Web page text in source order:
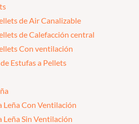
de Air Canalizable
de Calefacción central
Con ventilación
Estufas a Pellets
Leña Con Ventilación
Leña Sin Ventilación